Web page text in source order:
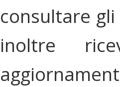
consultare
inoltre